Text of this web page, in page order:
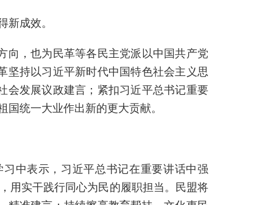
成效。
，也为民革等各民主党派以中国共产党
持以习近平新时代中国特色社会主义思
会发展议政建言；紧扣习近平总书记重要
统一大业作出新的更大贡献。
中表示，习近平总书记在重要讲话中强
用实干践行同心为民的履职担当。民盟将